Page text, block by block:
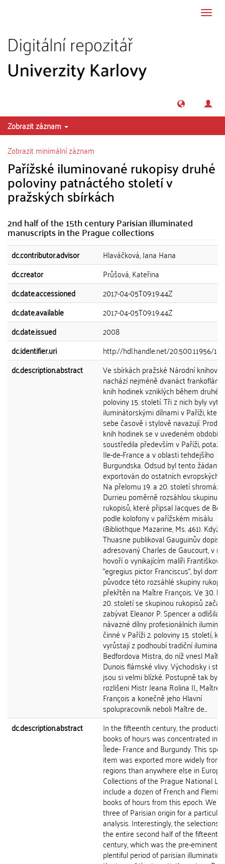
Zobrazit záznam
Zobrazit minimální záznam
Pařížské iluminované rukopisy druhé
poloviny patnáctého století v
pražských sbírkách
2nd half of the 15th century Parisian illuminated
manuscripts in the Prague collections
dc.contributor.advisor
Hlaváčková, Jana Hana
dc.creator
Průšová, Kateřina
dc.date.accessioned
2017-04-05T09:19:44Z
dc.date.available
2017-04-05T09:19:44Z
dc.date.issued
2008
dc.identifier.uri
http://hdl.handle.net/20.500.11956/
dc.description.abstract
Ve sbírkách pražské Národní
nachází nejméně dvanáct
knih hodinek vzniklých během druhé
poloviny 15. století. Tři z nich byly
iluminátorskými dílnami v Paříži,
sebe časově i stylově navazují.
knih hodinek se v uvedeném období
soustředila především v Paříži,
Ile-de-France a v oblasti tehdejšího
Burgundska. Odsud byl tento žádaný
exportován do ostatních evropských
Na přelomu 19. a 20. století
Durrieu poměrně rozsáhlou skupinu
rukopisů, které připsal Jacques de
podle kolofony v pařížském misálu
(Bibliothque Mazarine, Ms. 461). Když
Thuasne publikoval Gauguinův dopis
adresovaný Charles de Gaucourt, v
hovoří o vynikajícím malíři Františkovi
"egregius pictor Franciscus", byl
původce této rozsáhlé skupiny
překřtěn na Maître François. Ve 30.
20. století se skupinou rukopisů začala
zabývat Eleanor P. Spencer a odlišila
návazné dílny profesionálních
činné v Paříži 2. poloviny 15. století,
vyrůstají z podhoubí tradiční iluminace
Bedfordova Mistra, do níž vnesl
Dunois flámské vlivy. Východisky i
jsou si velmi blízké. Postupně tak byli
rozlišeni Mistr Jeana Rolina II., Maître
François a konečně jeho Hlavní
spolupracovník neboli Maître de...
dc.description.abstract
In the fifteenth century, the
books of hours was concentrated in
Îlede- France and Burgundy. This
item was exported more widely from
regions than anywhere else in
Collections of the Prague National
include a dozen of French and Flemish
books of hours from this epoch. We
three of Parisian origin for a particular
analysis. Interestingly, the selections
the entire second half of the fifteenth
century, which was the pre-eminently
plentiful period of parisian